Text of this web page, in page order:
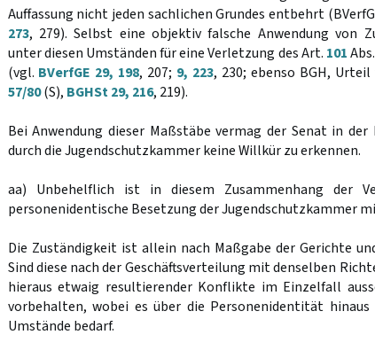
Auffassung nicht jeden sachlichen Grundes entbehrt (BVerfG
273, 279). Selbst eine objektiv falsche Anwendung von
unter diesen Umständen für eine Verletzung des Art. 101
(vgl. BVerfGE 29, 198, 207; 9, 223, 230; ebenso BGH,
57/80(S), BGHSt 29, 216, 219).
Bei Anwendung dieser Maßstäbe vermag der Senat in
durch die Jugendschutzkammer keine Willkür zu erkennen.
aa) Unbehelflich ist in diesem Zusammenhang der
personenidentische Besetzung der Jugendschutzkammer
Die Zuständigkeit ist allein nach Maßgabe der Gerichte
Sind diese nach der Geschäftsverteilung mit denselben
hieraus etwaig resultierender Konflikte im Einzelfall
vorbehalten, wobei es über die Personenidentität
Umstände bedarf.